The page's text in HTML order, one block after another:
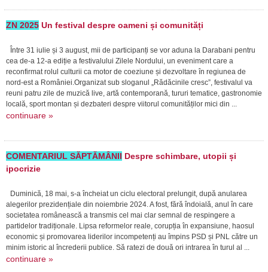
ZN 2025Un festival despre oameni și comunități
Între 31 iulie și 3 august, mii de participanți se vor aduna la Darabani pentru
cea de-a 12-a ediție a festivalului Zilele Nordului, un eveniment care a
reconfirmat rolul culturii ca motor de coeziune și dezvoltare în regiunea de
nord-est a României.Organizat sub sloganul „Rădăcinile cresc”, festivalul va
reuni patru zile de muzică live, artă contemporană, tururi tematice, gastronomie
locală, sport montan și dezbateri despre viitorul comunităților mici din ...
continuare »
COMENTARIUL SĂPTĂMÂNII Despre schimbare, utopii și
ipocrizie
Duminică, 18 mai, s-a încheiat un ciclu electoral prelungit, după anularea
alegerilor prezidențiale din noiembrie 2024. A fost, fără îndoială, anul în care
societatea românească a transmis cel mai clar semnal de respingere a
partidelor tradiționale. Lipsa reformelor reale, corupția în expansiune, haosul
economic și promovarea liderilor incompetenți au împins PSD și PNL către un
minim istoric al încrederii publice. Să ratezi de două ori intrarea în turul al ...
continuare »